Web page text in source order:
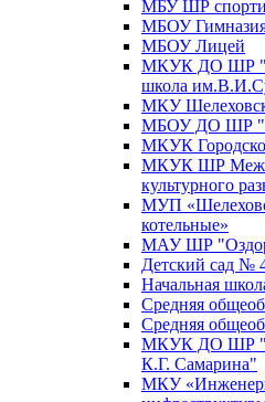
МБУ ШР
МБОУ
МБОУ Лицей
МКУК ДО ШР
школа
МКУ
МБОУ ДО ШР
МКУК
МКУК ШР
культурного
МУП
котельные»
МАУ ШР
Детский сад №
Начальная
Средняя
Средняя
МКУК ДО ШР
К.Г. Самарина"
МКУ